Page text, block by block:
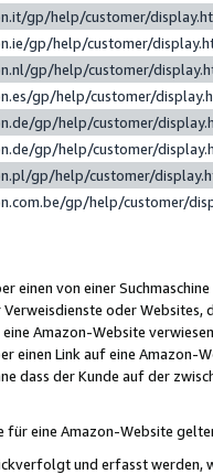
gp/help/customer/
gp/help/customer/
gp/help/customer/
gp/help/customer/
gp/help/customer/
gp/help/customer/
gp/help/customer/
gp/help/customer/
einen von einer
oder Websites,
Amazon-Website
einen Link auf eine
dass der Kunde auf der
eine Amazon-Website
und erfasst werden,